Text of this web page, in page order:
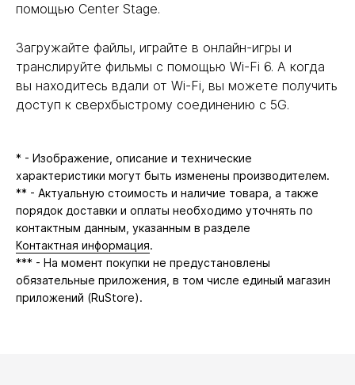
помощью Center Stage.
Загружайте файлы, играйте в онлайн-игры и
транслируйте фильмы с помощью Wi-Fi 6. А когда
вы находитесь вдали от Wi-Fi, вы можете получить
доступ к сверхбыстрому соединению с 5G.
* - Изображение, описание и технические
характеристики могут быть изменены производителем.
** - Актуальную стоимость и наличие товара, а также
порядок доставки и оплаты необходимо уточнять по
контактным данным, указанным в разделе
Контактная информация.
*** - На момент покупки не предустановлены
обязательные приложения, в том числе единый магазин
приложений (RuStore).